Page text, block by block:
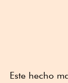
Este hecho